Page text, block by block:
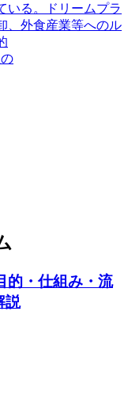
いる。ドリームプラ
、外食産業等へのル
的・仕組み・流
説